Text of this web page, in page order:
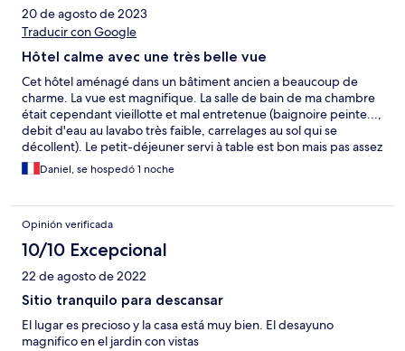
20 de agosto de 2023
Traducir con Google
Hôtel calme avec une très belle vue
Cet hôtel aménagé dans un bâtiment ancien a beaucoup de
charme. La vue est magnifique. La salle de bain de ma chambre
était cependant vieillotte et mal entretenue (baignoire peinte...,
debit d'eau au lavabo très faible, carrelages au sol qui se
décollent). Le petit-déjeuner servi à table est bon mais pas assez
copieux. Au final j'ai quand même passé un court séjour très
agréable dans cet hôtel.
Daniel, se hospedó 1 noche
Opinión verificada
10/10 Excepcional
22 de agosto de 2022
Sitio tranquilo para descansar
El lugar es precioso y la casa está muy bien. El desayuno
magnifico en el jardin con vistas